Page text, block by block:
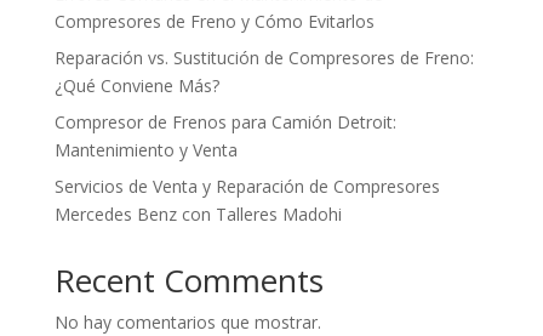
Compresores de Freno y Cómo Evitarlos
Reparación vs. Sustitución de Compresores de Freno:
¿Qué Conviene Más?
Compresor de Frenos para Camión Detroit:
Mantenimiento y Venta
Servicios de Venta y Reparación de Compresores
Mercedes Benz con Talleres Madohi
Recent Comments
No hay comentarios que mostrar.